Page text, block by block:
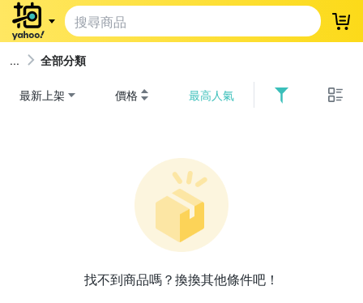
登
全部分類
最新上架 價格 最高人氣
找不到商品嗎？換換其他條件吧！